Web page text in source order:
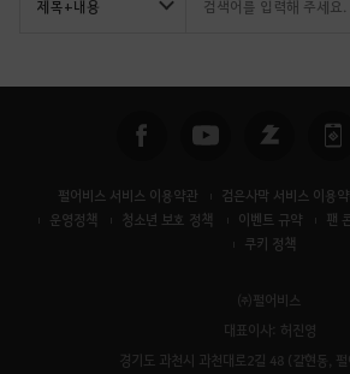
펄어비스 서비스 이용약관 검은사막 서비스 이용
운영정책 청소년 보호 정책 이벤트 규약 팬
쿠키 정책
㈜펄어비스
대표이사: 허진영
경기도 과천시 과천대로2길 48 (갈현동,